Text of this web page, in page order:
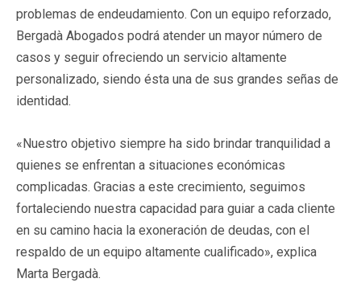
problemas de endeudamiento. Con un equipo reforzado,
Bergadà Abogados podrá atender un mayor número de
casos y seguir ofreciendo un servicio altamente
personalizado, siendo ésta una de sus grandes señas de
identidad.
«Nuestro objetivo siempre ha sido brindar tranquilidad a
quienes se enfrentan a situaciones económicas
complicadas. Gracias a este crecimiento, seguimos
fortaleciendo nuestra capacidad para guiar a cada cliente
en su camino hacia la exoneración de deudas, con el
respaldo de un equipo altamente cualificado», explica
Marta Bergadà.